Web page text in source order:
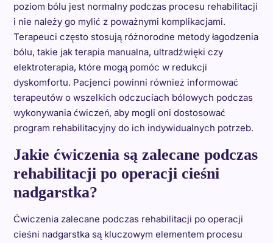
poziom bólu jest normalny podczas procesu rehabilitacji
i nie należy go mylić z poważnymi komplikacjami.
Terapeuci często stosują różnorodne metody łagodzenia
bólu, takie jak terapia manualna, ultradźwięki czy
elektroterapia, które mogą pomóc w redukcji
dyskomfortu. Pacjenci powinni również informować
terapeutów o wszelkich odczuciach bólowych podczas
wykonywania ćwiczeń, aby mogli oni dostosować
program rehabilitacyjny do ich indywidualnych potrzeb.
Jakie ćwiczenia są zalecane podczas
rehabilitacji po operacji cieśni
nadgarstka?
Ćwiczenia zalecane podczas rehabilitacji po operacji
cieśni nadgarstka są kluczowym elementem procesu